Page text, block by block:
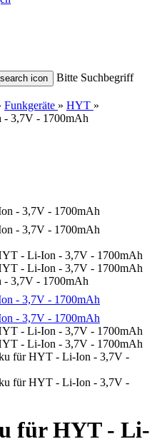
Bitte Suchbegriff
Funkgeräte » HYT »
- 3,7V - 1700mAh
- 3,7V - 1700mAh
für HYT - Li-